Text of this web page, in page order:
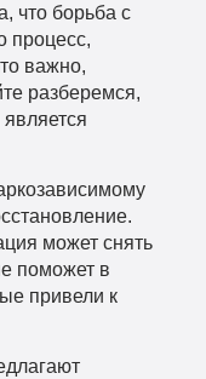
что борьба с
процесс,
важно,
разберемся,
может снять
поможет в
привели к